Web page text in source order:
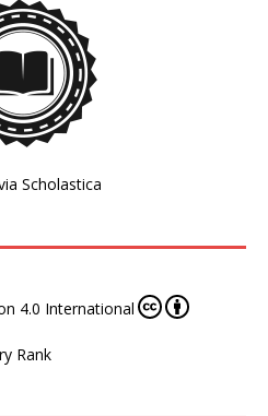
Scholastica
4.0 International